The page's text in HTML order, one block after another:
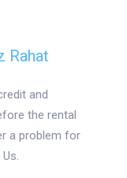
Rahat
and
the rental
a problem for